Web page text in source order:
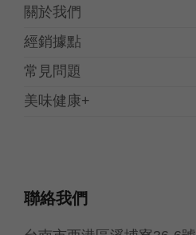
關於我們
經銷據點
常見問題
美味健康+
聯絡我們